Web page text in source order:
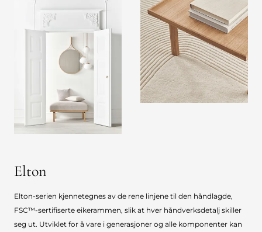
Elton
Elton-serien kjennetegnes av de rene linjene til den håndlagde,
FSC™-sertifiserte eikerammen, slik at hver håndverksdetalj skiller
seg ut. Utviklet for å vare i generasjoner og alle komponenter kan